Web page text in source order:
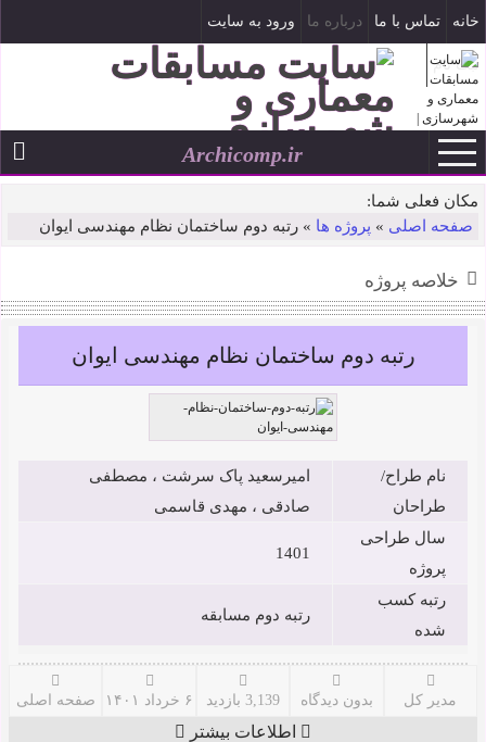
خانه تماس با ما درباره ما ورود به سایت
ثبت نام
Archicomp.ir
مکان فعلی شما:
صفحه اصلی » پروژه ها » رتبه دوم ساختمان نظام مهندسی ایوان
خلاصه پروژه
رتبه دوم ساختمان نظام مهندسی ایوان
نام طراح/
طراحان
امیرسعید پاک سرشت ، مصطفی
صادقی ، مهدی قاسمی
سال طراحی
پروژه
1401
رتبه کسب
شده
رتبه دوم مسابقه
مدیر کل بدون دیدگاه 3,139 بازدید ۶ خرداد ۱۴۰۱ صفحه اصلی
اطلاعات بیشتر